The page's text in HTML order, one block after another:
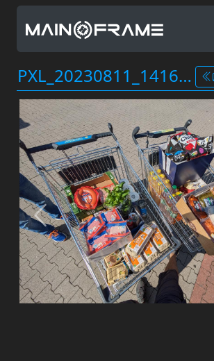
PXL_20230811_141631586.jpg